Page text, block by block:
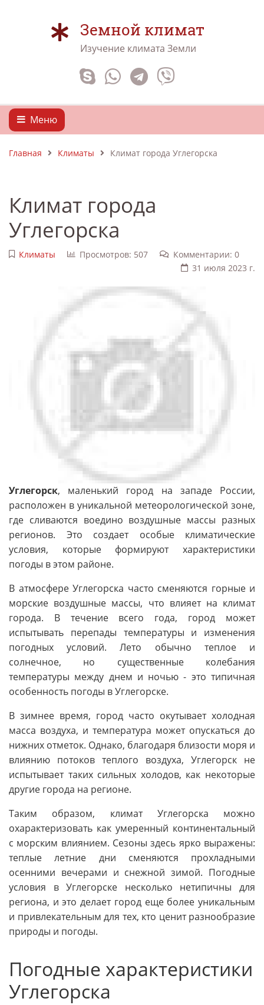
Земной климат
Изучение климата Земли
Меню
Главная Климаты Климат города Углегорска
Климат города
Углегорска
Климаты Просмотров: 507
Комментарии: 0
31 июля 2023 г.
Углегорск, маленький город на западе России,
расположен в уникальной метеорологической зоне,
где сливаются воедино воздушные массы разных
регионов. Это создает особые климатические
условия, которые формируют характеристики
погоды в этом районе.
В атмосфере Углегорска часто сменяются горные и
морские воздушные массы, что влияет на климат
города. В течение всего года, город может
испытывать перепады температуры и изменения
погодных условий. Лето обычно теплое и
солнечное, но существенные колебания
температуры между днем и ночью - это типичная
особенность погоды в Углегорске.
В зимнее время, город часто окутывает холодная
масса воздуха, и температура может опускаться до
нижних отметок. Однако, благодаря близости моря и
влиянию потоков теплого воздуха, Углегорск не
испытывает таких сильных холодов, как некоторые
другие города на регионе.
Таким образом, климат Углегорска можно
охарактеризовать как умеренный континентальный
с морским влиянием. Сезоны здесь ярко выражены:
теплые летние дни сменяются прохладными
осенними вечерами и снежной зимой. Погодные
условия в Углегорске несколько нетипичны для
региона, и это делает город еще более уникальным
и привлекательным для тех, кто ценит разнообразие
природы и погоды.
Погодные характеристики
Углегорска